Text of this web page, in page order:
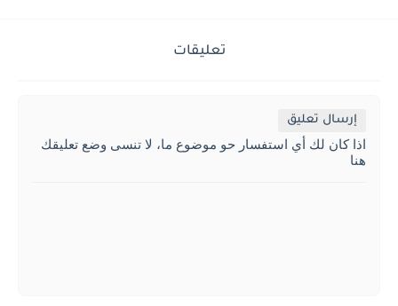
تعليقات
إرسال تعليق
اذا كان لك أي استفسار حو موضوع ما، لا تنسى وضع تعليقك
هنا